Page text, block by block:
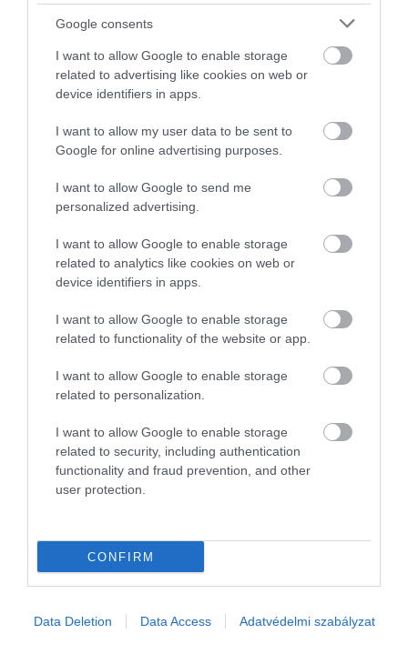
Google consents
I want to allow Google to enable storage
related to advertising like cookies on web or
device identifiers in apps.
I want to allow my user data to be sent to
Google for online advertising purposes.
I want to allow Google to send me
personalized advertising.
I want to allow Google to enable storage
related to analytics like cookies on web or
device identifiers in apps.
I want to allow Google to enable storage
related to functionality of the website or app.
I want to allow Google to enable storage
related to personalization.
I want to allow Google to enable storage
related to security, including authentication
functionality and fraud prevention, and other
user protection.
CONFIRM
Data Deletion Data Access Adatvédelmi szabályzat
TÁRSADALOM
Ezekben az országokban 2100-ra 95 évre nőhet a
várható élettartam
A jelenleg élők emberek 5–7 százaléka érheti meg a 95.
születésnapját. A hosszú élet ma tehát még kivételesnek számít,
pár évtized múlva azonban egészen mások lehetnek az arányok.